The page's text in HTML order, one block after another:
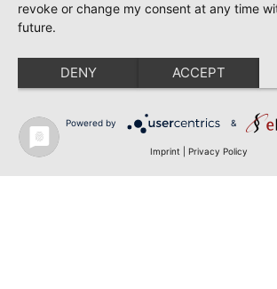
revoke or change my consent at any time
future.
DENY ACCEPT
Powered by &
Imprint Privacy Policy